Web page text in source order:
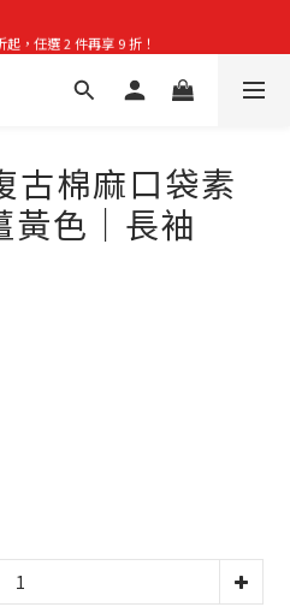
起，任選 2 件再享 9 折！
全館商品 75 折起！
古棉麻口袋素
黃色｜長袖